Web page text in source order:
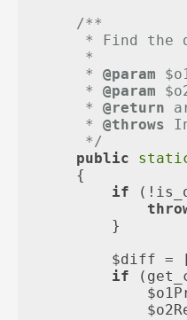
/**
* Find the
     *
     *
@param
     *
@param
     *
@return
     *
@throws
     */
public
{
if
        }
$diff =
if